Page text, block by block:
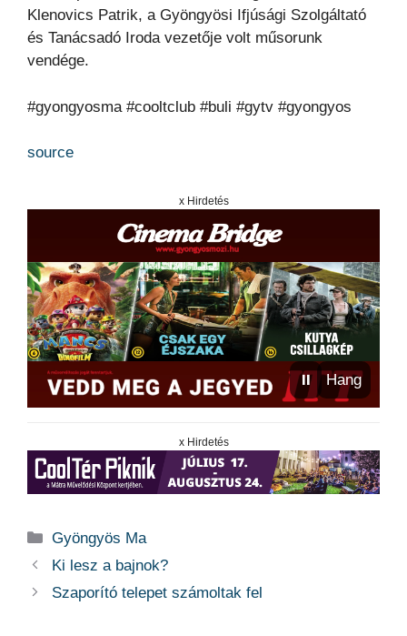
Klenovics Patrik, a Gyöngyösi Ifjúsági Szolgáltató
és Tanácsadó Iroda vezetője volt műsorunk
vendége.
#gyongyosma #cooltclub #buli #gytv #gyongyos
source
x Hirdetés
⏸ Hang
x Hirdetés
Kategória
Gyöngyös Ma
Ki lesz a bajnok?
Szaporító telepet számoltak fel